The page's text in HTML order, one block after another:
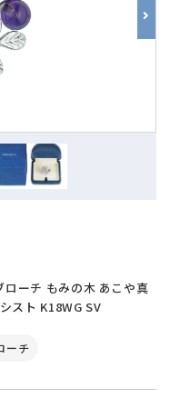
ーチ もみの木 あこや真
スト K18WG SV
ーチ